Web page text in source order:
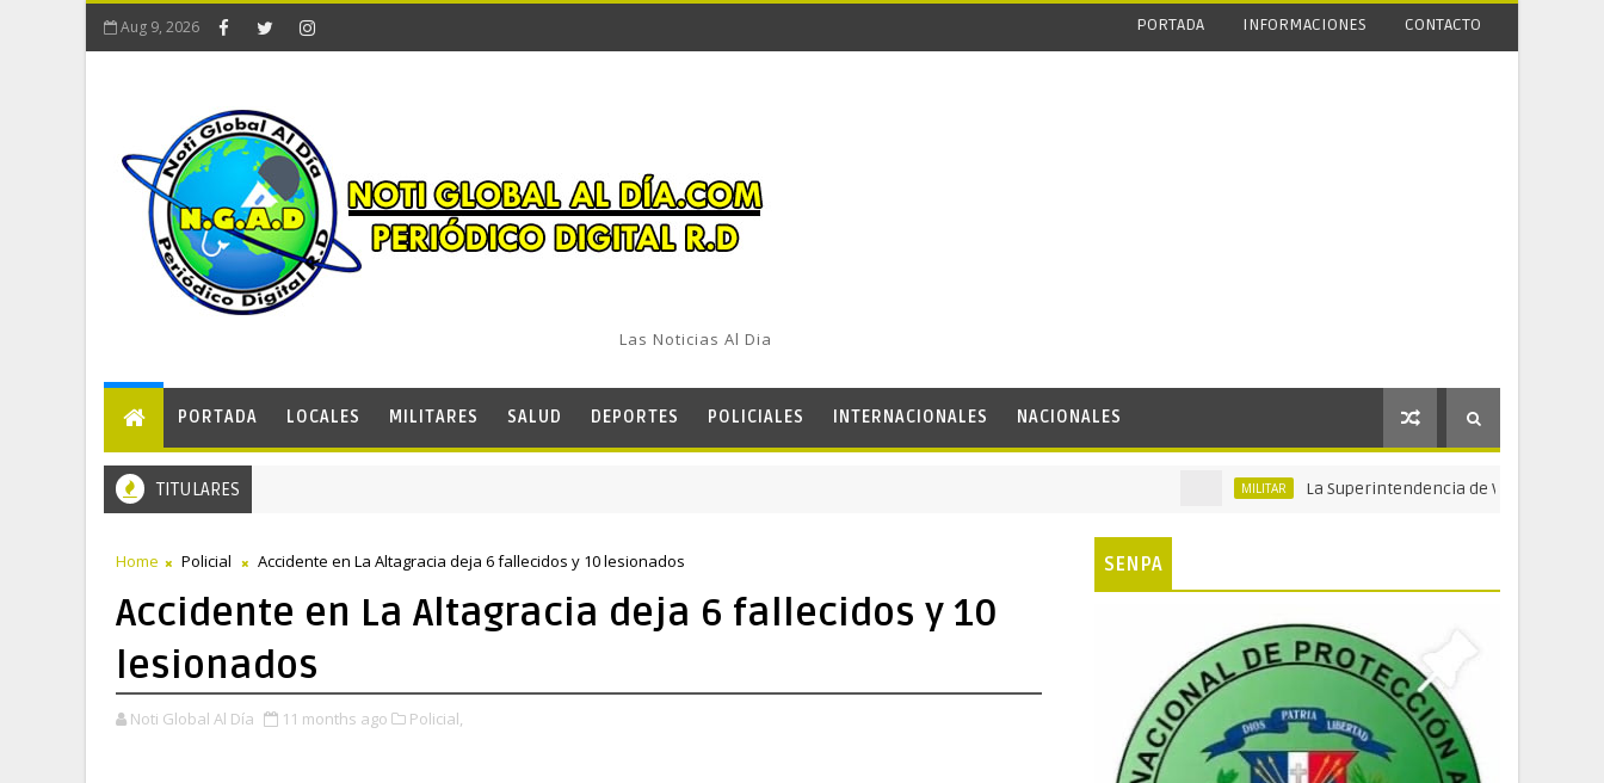
Aug 9, 2026 PORTADA INFORMACIONES CONTACTO
Las Noticias Al Dia
PORTADA LOCALES MILITARES SALUD DEPORTES POLICIALES INTERNACIONALES NACIONALES
TITULARES La Superintendencia de Vigilancia y Seguridad
Home Policial Accidente en La Altagracia deja 6 fallecidos y 10 lesionados
Accidente en La Altagracia deja 6 fallecidos y 10
lesionados
Noti Global Al Día 11 months ago Policial,
SENPA